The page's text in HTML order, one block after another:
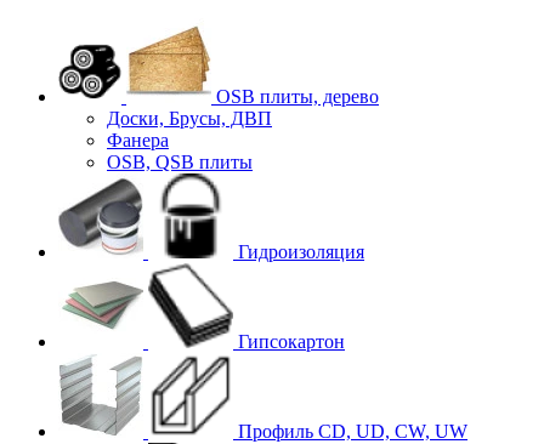
OSB плиты, дерево
Доски, Брусы, ДВП
Фанера
OSB, QSB плиты
Гидроизоляция
Гипсокартон
Профиль CD, UD, CW, UW